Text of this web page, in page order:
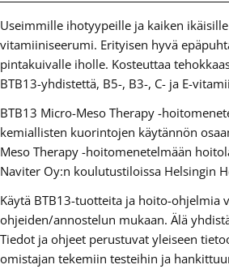
Useimmille ihotyypeille ja kaiken
vitamiiniseerumi. Erityisen hyvä
pintakuivalle iholle. Kosteuttaa
BTB13-yhdistettä, B5-, B3-, C- ja E-
BTB13 Micro-Meso Therapy -
kemiallisten kuorintojen käytännön
Meso Therapy -hoitomenetelmään
Naviter Oy:n koulutustiloissa Helsingin
Käytä BTB13-tuotteita ja hoito-ohjelmia
ohjeiden/annostelun mukaan. Älä
Tiedot ja ohjeet perustuvat yleiseen
omistajan tekemiin testeihin ja